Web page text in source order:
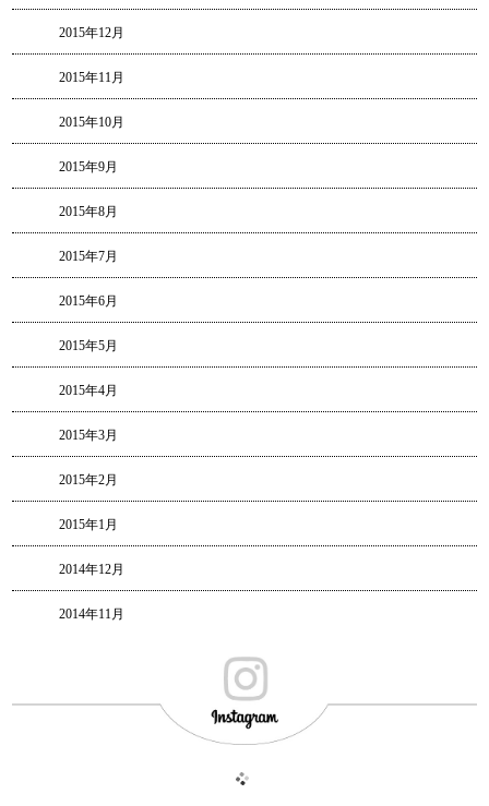
2015年12月
2015年11月
2015年10月
2015年9月
2015年8月
2015年7月
2015年6月
2015年5月
2015年4月
2015年3月
2015年2月
2015年1月
2014年12月
2014年11月